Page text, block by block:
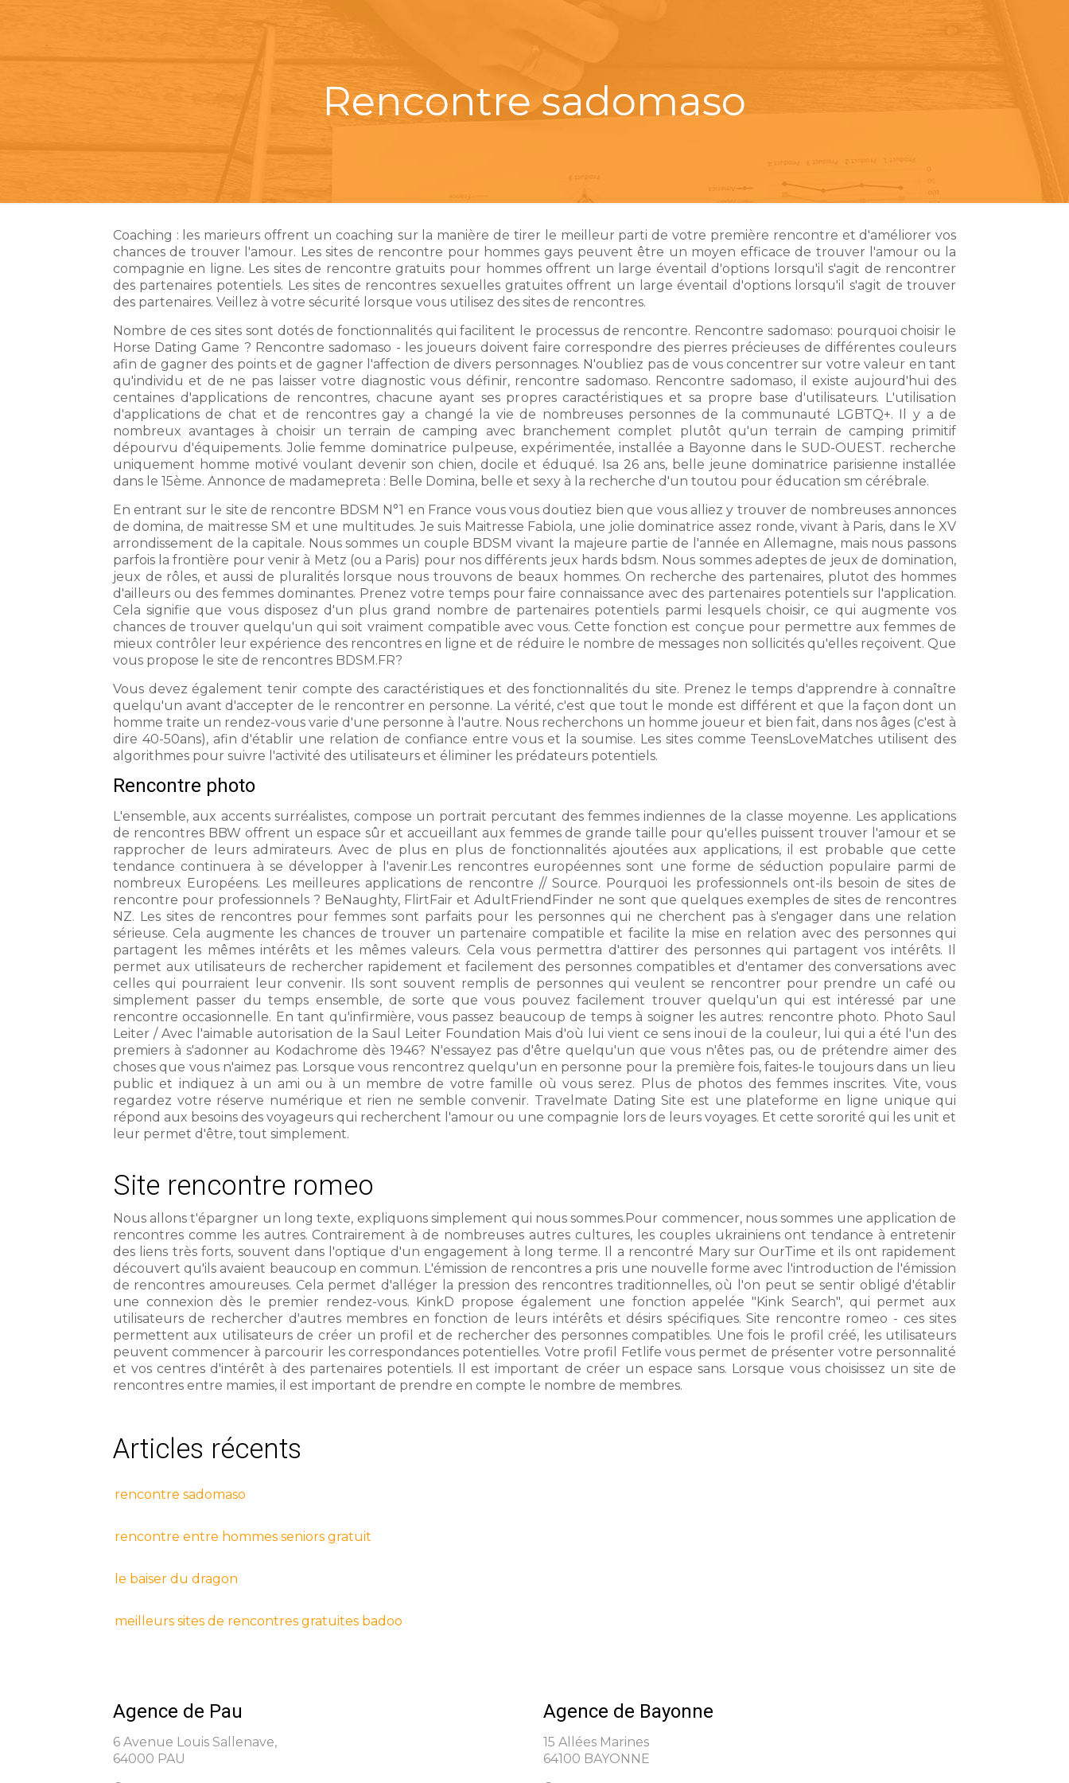
Rencontre sadomaso
Coaching : les marieurs offrent un coaching sur la manière de tirer le meilleur parti de votre première rencontre et d'améliorer vos
chances de trouver l'amour. Les sites de rencontre pour hommes gays peuvent être un moyen efficace de trouver l'amour ou la
compagnie en ligne. Les sites de rencontre gratuits pour hommes offrent un large éventail d'options lorsqu'il s'agit de rencontrer
des partenaires potentiels. Les sites de rencontres sexuelles gratuites offrent un large éventail d'options lorsqu'il s'agit de trouver
des partenaires. Veillez à votre sécurité lorsque vous utilisez des sites de rencontres.
Nombre de ces sites sont dotés de fonctionnalités qui facilitent le processus de rencontre. Rencontre sadomaso: pourquoi choisir le
Horse Dating Game ? Rencontre sadomaso - les joueurs doivent faire correspondre des pierres précieuses de différentes couleurs
afin de gagner des points et de gagner l'affection de divers personnages. N'oubliez pas de vous concentrer sur votre valeur en tant
qu'individu et de ne pas laisser votre diagnostic vous définir, rencontre sadomaso. Rencontre sadomaso, il existe aujourd'hui des
centaines d'applications de rencontres, chacune ayant ses propres caractéristiques et sa propre base d'utilisateurs. L'utilisation
d'applications de chat et de rencontres gay a changé la vie de nombreuses personnes de la communauté LGBTQ+. Il y a de
nombreux avantages à choisir un terrain de camping avec branchement complet plutôt qu'un terrain de camping primitif
dépourvu d'équipements. Jolie femme dominatrice pulpeuse, expérimentée, installée a Bayonne dans le SUD-OUEST. recherche
uniquement homme motivé voulant devenir son chien, docile et éduqué. Isa 26 ans, belle jeune dominatrice parisienne installée
dans le 15ème. Annonce de madamepreta : Belle Domina, belle et sexy à la recherche d'un toutou pour éducation sm cérébrale.
En entrant sur le site de rencontre BDSM N°1 en France vous vous doutiez bien que vous alliez y trouver de nombreuses annonces
de domina, de maitresse SM et une multitudes. Je suis Maitresse Fabiola, une jolie dominatrice assez ronde, vivant à Paris, dans le XV
arrondissement de la capitale. Nous sommes un couple BDSM vivant la majeure partie de l'année en Allemagne, mais nous passons
parfois la frontière pour venir à Metz (ou a Paris) pour nos différents jeux hards bdsm. Nous sommes adeptes de jeux de domination,
jeux de rôles, et aussi de pluralités lorsque nous trouvons de beaux hommes. On recherche des partenaires, plutot des hommes
d'ailleurs ou des femmes dominantes. Prenez votre temps pour faire connaissance avec des partenaires potentiels sur l'application.
Cela signifie que vous disposez d'un plus grand nombre de partenaires potentiels parmi lesquels choisir, ce qui augmente vos
chances de trouver quelqu'un qui soit vraiment compatible avec vous. Cette fonction est conçue pour permettre aux femmes de
mieux contrôler leur expérience des rencontres en ligne et de réduire le nombre de messages non sollicités qu'elles reçoivent. Que
vous propose le site de rencontres BDSM.FR?
Vous devez également tenir compte des caractéristiques et des fonctionnalités du site. Prenez le temps d'apprendre à connaître
quelqu'un avant d'accepter de le rencontrer en personne. La vérité, c'est que tout le monde est différent et que la façon dont un
homme traite un rendez-vous varie d'une personne à l'autre. Nous recherchons un homme joueur et bien fait, dans nos âges (c'est à
dire 40-50ans), afin d'établir une relation de confiance entre vous et la soumise. Les sites comme TeensLoveMatches utilisent des
algorithmes pour suivre l'activité des utilisateurs et éliminer les prédateurs potentiels.
Rencontre photo
L'ensemble, aux accents surréalistes, compose un portrait percutant des femmes indiennes de la classe moyenne. Les applications
de rencontres BBW offrent un espace sûr et accueillant aux femmes de grande taille pour qu'elles puissent trouver l'amour et se
rapprocher de leurs admirateurs. Avec de plus en plus de fonctionnalités ajoutées aux applications, il est probable que cette
tendance continuera à se développer à l'avenir.Les rencontres européennes sont une forme de séduction populaire parmi de
nombreux Européens. Les meilleures applications de rencontre // Source. Pourquoi les professionnels ont-ils besoin de sites de
rencontre pour professionnels ? BeNaughty, FlirtFair et AdultFriendFinder ne sont que quelques exemples de sites de rencontres
NZ. Les sites de rencontres pour femmes sont parfaits pour les personnes qui ne cherchent pas à s'engager dans une relation
sérieuse. Cela augmente les chances de trouver un partenaire compatible et facilite la mise en relation avec des personnes qui
partagent les mêmes intérêts et les mêmes valeurs. Cela vous permettra d'attirer des personnes qui partagent vos intérêts. Il
permet aux utilisateurs de rechercher rapidement et facilement des personnes compatibles et d'entamer des conversations avec
celles qui pourraient leur convenir. Ils sont souvent remplis de personnes qui veulent se rencontrer pour prendre un café ou
simplement passer du temps ensemble, de sorte que vous pouvez facilement trouver quelqu'un qui est intéressé par une
rencontre occasionnelle. En tant qu'infirmière, vous passez beaucoup de temps à soigner les autres: rencontre photo. Photo Saul
Leiter / Avec l'aimable autorisation de la Saul Leiter Foundation Mais d'où lui vient ce sens inouï de la couleur, lui qui a été l'un des
premiers à s'adonner au Kodachrome dès 1946? N'essayez pas d'être quelqu'un que vous n'êtes pas, ou de prétendre aimer des
choses que vous n'aimez pas. Lorsque vous rencontrez quelqu'un en personne pour la première fois, faites-le toujours dans un lieu
public et indiquez à un ami ou à un membre de votre famille où vous serez. Plus de photos des femmes inscrites. Vite, vous
regardez votre réserve numérique et rien ne semble convenir. Travelmate Dating Site est une plateforme en ligne unique qui
répond aux besoins des voyageurs qui recherchent l'amour ou une compagnie lors de leurs voyages. Et cette sororité qui les unit et
leur permet d'être, tout simplement.
Site rencontre romeo
Nous allons t'épargner un long texte, expliquons simplement qui nous sommes.Pour commencer, nous sommes une application de
rencontres comme les autres. Contrairement à de nombreuses autres cultures, les couples ukrainiens ont tendance à entretenir
des liens très forts, souvent dans l'optique d'un engagement à long terme. Il a rencontré Mary sur OurTime et ils ont rapidement
découvert qu'ils avaient beaucoup en commun. L'émission de rencontres a pris une nouvelle forme avec l'introduction de l'émission
de rencontres amoureuses. Cela permet d'alléger la pression des rencontres traditionnelles, où l'on peut se sentir obligé d'établir
une connexion dès le premier rendez-vous. KinkD propose également une fonction appelée "Kink Search", qui permet aux
utilisateurs de rechercher d'autres membres en fonction de leurs intérêts et désirs spécifiques. Site rencontre romeo - ces sites
permettent aux utilisateurs de créer un profil et de rechercher des personnes compatibles. Une fois le profil créé, les utilisateurs
peuvent commencer à parcourir les correspondances potentielles. Votre profil Fetlife vous permet de présenter votre personnalité
et vos centres d'intérêt à des partenaires potentiels. Il est important de créer un espace sans. Lorsque vous choisissez un site de
rencontres entre mamies, il est important de prendre en compte le nombre de membres.
Articles récents
rencontre sadomaso
rencontre entre hommes seniors gratuit
le baiser du dragon
meilleurs sites de rencontres gratuites badoo
Agence de Pau
6 Avenue Louis Sallenave,
64000 PAU
Agence de Bayonne
15 Allées Marines
64100 BAYONNE